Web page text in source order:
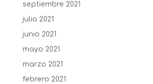
septiembre 2021
julio 2021
junio 2021
mayo 2021
marzo 2021
febrero 2021